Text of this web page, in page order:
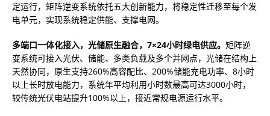
定运行，矩阵逆变系统依托五大创新能力，将稳定性迁移至每个发
电单元，实现系统稳定供能、支撑电网。
多端口一体化接入，光储原生融合，7×24小时绿电供应。 矩阵逆
变系统可接入光伏、储能、多类负载及多个并网点，光储在结构上
天然协同，原生支持260%高容配比、200%储能充电功率、8小时
以上长时放电能力，系统年平均利用小时数最高可达3000小时，
较传统光伏电站提升100%以上，接近常规电源运行水平。